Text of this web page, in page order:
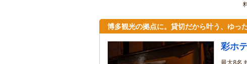
博多観光の拠点に。貸切だから叶う、ゆっ
彩ホ
最大8名